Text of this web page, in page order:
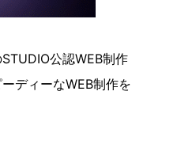
公認WEB制作
ディーなWEB制作を